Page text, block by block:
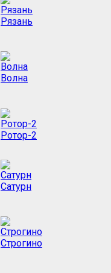
Рязань
Волна
Ротор-2
Сатурн
Строгино